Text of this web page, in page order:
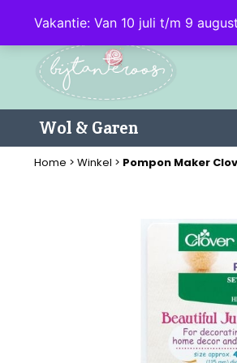
Vakantie: Van 10 juli t/m 9
Wol & Garen
Home > Winkel > Pompon Maker